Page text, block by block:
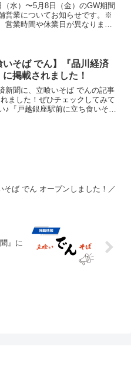
（水）〜5月8日（金）のGW期間
営業についてお知らせです。※
営業時間や休業日が異なります
いそば でん】『品川経済
掲載されました！
新聞に、立喰いそば でんの記事
ました！ぜひチェックしてみて
♪『戸越銀座駅前に立ち食いそば
そば でん オープンしました！／
』に